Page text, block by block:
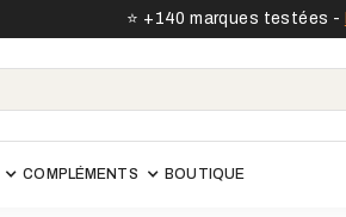
⭐️ +140 marques testées -
COMPLÉMENTS BOUTIQUE